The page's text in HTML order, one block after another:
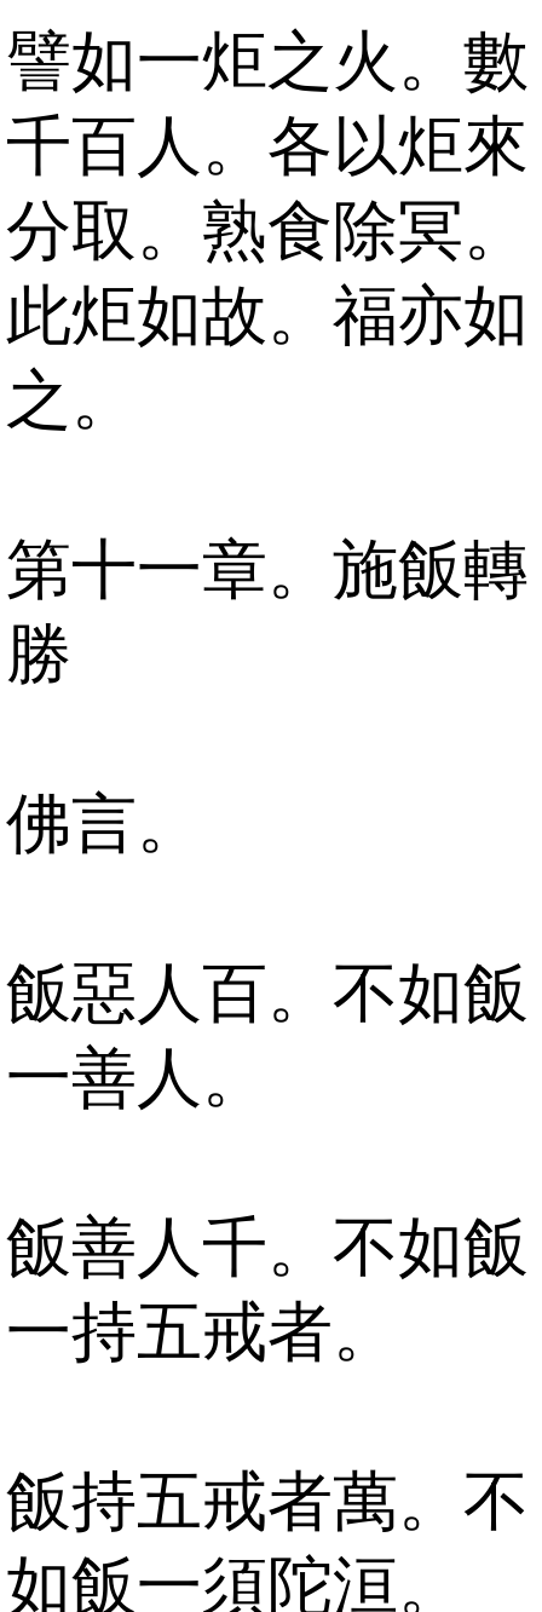
譬如一炬之火。數
千百人。各以炬來
分取。熟食除冥。
此炬如故。福亦如
之。
第十一章。施飯轉
勝
佛言。
飯惡人百。不如飯
一善人。
飯善人千。不如飯
一持五戒者。
飯持五戒者萬。不
如飯一須陀洹。